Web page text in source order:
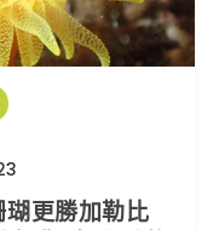
更勝加勒比